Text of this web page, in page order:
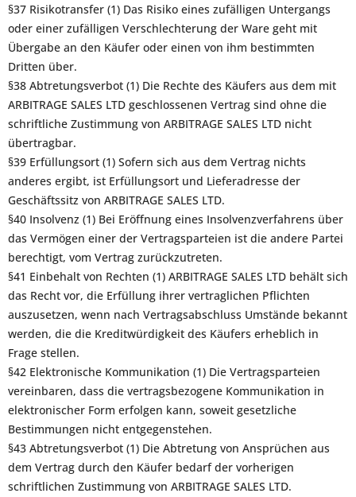
§37 Risikotransfer (1) Das Risiko eines zufälligen Untergangs
oder einer zufälligen Verschlechterung der Ware geht mit
Übergabe an den Käufer oder einen von ihm bestimmten
Dritten über.
§38 Abtretungsverbot (1) Die Rechte des Käufers aus dem mit
ARBITRAGE SALES LTD geschlossenen Vertrag sind ohne die
schriftliche Zustimmung von ARBITRAGE SALES LTD nicht
übertragbar.
§39 Erfüllungsort (1) Sofern sich aus dem Vertrag nichts
anderes ergibt, ist Erfüllungsort und Lieferadresse der
Geschäftssitz von ARBITRAGE SALES LTD.
§40 Insolvenz (1) Bei Eröffnung eines Insolvenzverfahrens über
das Vermögen einer der Vertragsparteien ist die andere Partei
berechtigt, vom Vertrag zurückzutreten.
§41 Einbehalt von Rechten (1) ARBITRAGE SALES LTD behält sich
das Recht vor, die Erfüllung ihrer vertraglichen Pflichten
auszusetzen, wenn nach Vertragsabschluss Umstände bekannt
werden, die die Kreditwürdigkeit des Käufers erheblich in
Frage stellen.
§42 Elektronische Kommunikation (1) Die Vertragsparteien
vereinbaren, dass die vertragsbezogene Kommunikation in
elektronischer Form erfolgen kann, soweit gesetzliche
Bestimmungen nicht entgegenstehen.
§43 Abtretungsverbot (1) Die Abtretung von Ansprüchen aus
dem Vertrag durch den Käufer bedarf der vorherigen
schriftlichen Zustimmung von ARBITRAGE SALES LTD.